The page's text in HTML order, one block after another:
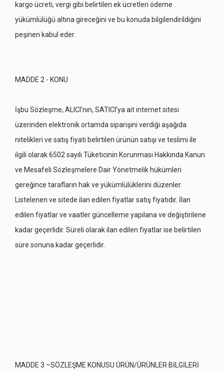
kargo ücreti, vergi gibi belirtilen ek ücretleri ödeme
yükümlülüğü altına gireceğini ve bu konuda bilgilendirildiğini
peşinen kabul eder.
MADDE 2 - KONU
İşbu Sözleşme, ALICI’nın, SATICI’ya ait internet sitesi
üzerinden elektronik ortamda siparişini verdiği aşağıda
nitelikleri ve satış fiyatı belirtilen ürünün satışı ve teslimi ile
ilgili olarak 6502 sayılı Tüketicinin Korunması Hakkında Kanun
ve Mesafeli Sözleşmelere Dair Yönetmelik hükümleri
gereğince tarafların hak ve yükümlülüklerini düzenler.
Listelenen ve sitede ilan edilen fiyatlar satış fiyatıdır. İlan
edilen fiyatlar ve vaatler güncelleme yapılana ve değiştirilene
kadar geçerlidir. Süreli olarak ilan edilen fiyatlar ise belirtilen
süre sonuna kadar geçerlidir.
MADDE 3 –SÖZLEŞME KONUSU ÜRÜN/ÜRÜNLER BİLGİLERİ